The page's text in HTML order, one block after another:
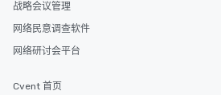
战略会议管理
网络民意调查软件
网络研讨会平台
Cvent 首页